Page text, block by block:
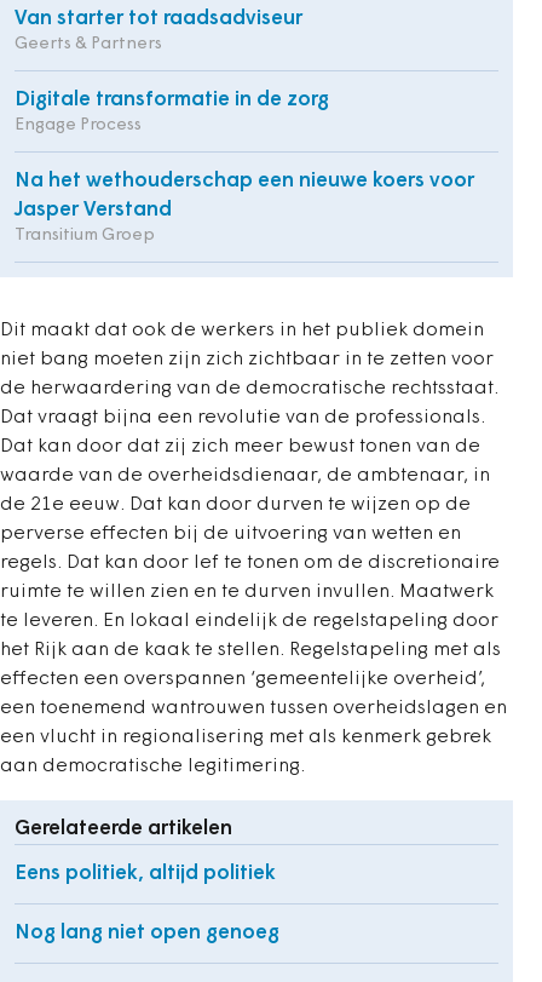
Van starter tot raadsadviseur
Geerts & Partners
Digitale transformatie in de zorg
Engage Process
Na het wethouderschap een nieuwe koers voor
Jasper Verstand
Transitium Groep
Dit maakt dat ook de werkers in het publiek domein
niet bang moeten zijn zich zichtbaar in te zetten voor
de herwaardering van de democratische rechtsstaat.
Dat vraagt bijna een revolutie van de professionals.
Dat kan door dat zij zich meer bewust tonen van de
waarde van de overheidsdienaar, de ambtenaar, in
de 21e eeuw. Dat kan door durven te wijzen op de
perverse effecten bij de uitvoering van wetten en
regels. Dat kan door lef te tonen om de discretionaire
ruimte te willen zien en te durven invullen. Maatwerk
te leveren. En lokaal eindelijk de regelstapeling door
het Rijk aan de kaak te stellen. Regelstapeling met als
effecten een overspannen ‘gemeentelijke overheid’,
een toenemend wantrouwen tussen overheidslagen en
een vlucht in regionalisering met als kenmerk gebrek
aan democratische legitimering.
Gerelateerde artikelen
Eens politiek, altijd politiek
Nog lang niet open genoeg